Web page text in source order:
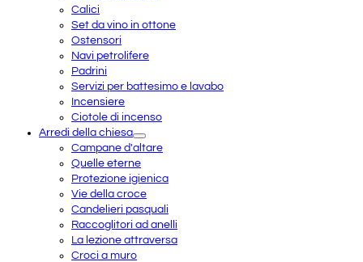
Calici
Set da vino in ottone
Ostensori
Navi petrolifere
Padrini
Servizi per battesimo e lavabo
Incensiere
Ciotole di incenso
Arredi della chiesa
Campane d'altare
Quelle eterne
Protezione igienica
Vie della croce
Candelieri pasquali
Raccoglitori ad anelli
La lezione attraversa
Croci a muro